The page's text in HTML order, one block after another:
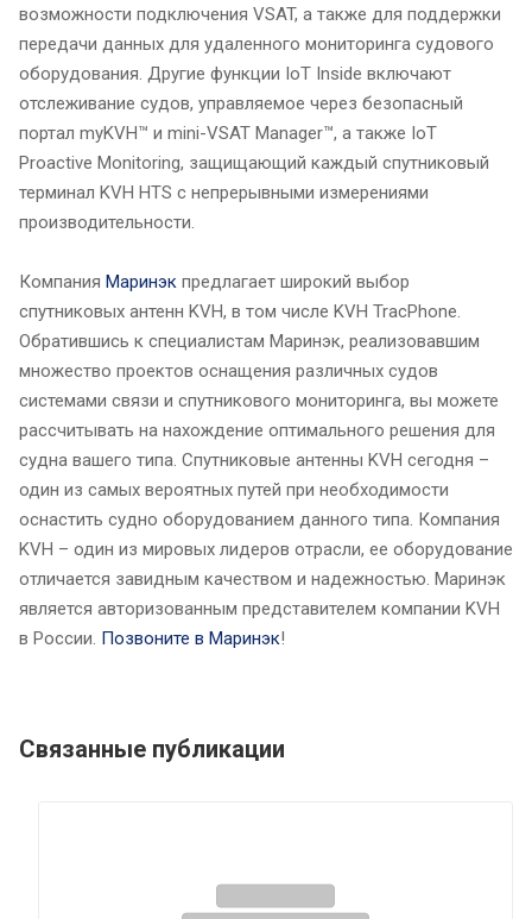
возможности подключения VSAT, а также для поддержки
передачи данных для удаленного мониторинга судового
оборудования. Другие функции IoT Inside включают
отслеживание судов, управляемое через безопасный
портал myKVH™ и mini-VSAT Manager™, а также IoT
Proactive Monitoring, защищающий каждый спутниковый
терминал KVH HTS с непрерывными измерениями
производительности.
Компания Маринэк предлагает широкий выбор
спутниковых антенн KVH, в том числе KVH TracPhone.
Обратившись к специалистам Маринэк, реализовавшим
множество проектов оснащения различных судов
системами связи и спутникового мониторинга, вы можете
рассчитывать на нахождение оптимального решения для
судна вашего типа. Спутниковые антенны KVH сегодня –
один из самых вероятных путей при необходимости
оснастить судно оборудованием данного типа. Компания
KVH – один из мировых лидеров отрасли, ее оборудование
отличается завидным качеством и надежностью. Маринэк
является авторизованным представителем компании KVH
в России. Позвоните в Маринэк!
Связанные публикации